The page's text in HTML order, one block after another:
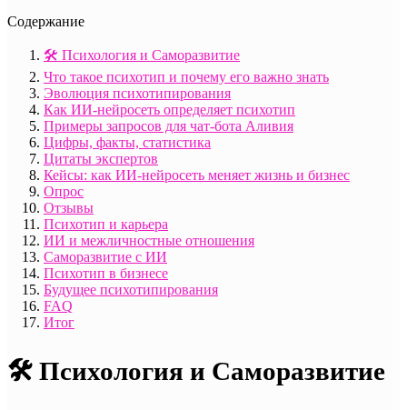
Содержание
🛠️ Психология и Саморазвитие
Что такое психотип и почему его важно знать
Эволюция психотипирования
Как ИИ-нейросеть определяет психотип
Примеры запросов для чат-бота Аливия
Цифры, факты, статистика
Цитаты экспертов
Кейсы: как ИИ-нейросеть меняет жизнь и бизнес
Опрос
Отзывы
Психотип и карьера
ИИ и межличностные отношения
Саморазвитие с ИИ
Психотип в бизнесе
Будущее психотипирования
FAQ
Итог
🛠️ Психология и Саморазвитие